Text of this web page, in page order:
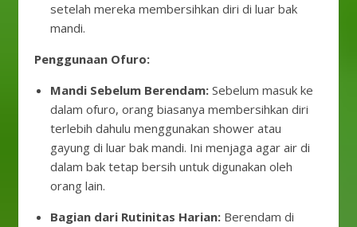
setelah mereka membersihkan diri di luar bak
mandi.
Penggunaan Ofuro:
Mandi Sebelum Berendam: Sebelum masuk ke
dalam ofuro, orang biasanya membersihkan diri
terlebih dahulu menggunakan shower atau
gayung di luar bak mandi. Ini menjaga agar air di
dalam bak tetap bersih untuk digunakan oleh
orang lain.
Bagian dari Rutinitas Harian: Berendam di